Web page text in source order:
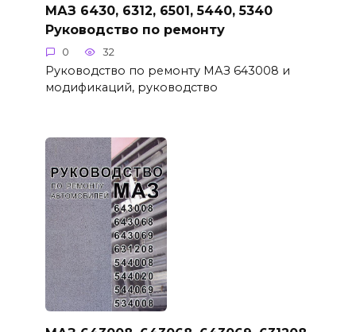
МАЗ 6430, 6312, 6501, 5440, 5340
Руководство по ремонту
0 32
Руководство по ремонту МАЗ 643008 и
модификаций, руководство